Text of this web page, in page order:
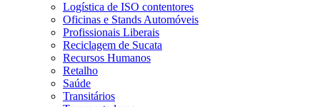
Logística de ISO contentores
Oficinas e Stands Automóveis
Profissionais Liberais
Reciclagem de Sucata
Recursos Humanos
Retalho
Saúde
Transitários